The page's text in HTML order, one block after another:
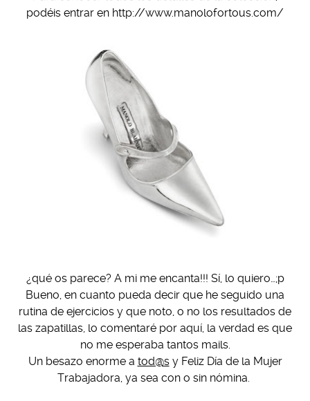
podéis entrar en http://www.manolofortous.com/
¿qué os parece? A mi me encanta!!! Sí, lo quiero…;p
Bueno, en cuanto pueda decir que he seguido una
rutina de ejercicios y que noto, o no los resultados de
las zapatillas, lo comentaré por aquí, la verdad es que
no me esperaba tantos mails.
Un besazo enorme a tod@sy Feliz Día de la Mujer
Trabajadora, ya sea con o sin nómina.